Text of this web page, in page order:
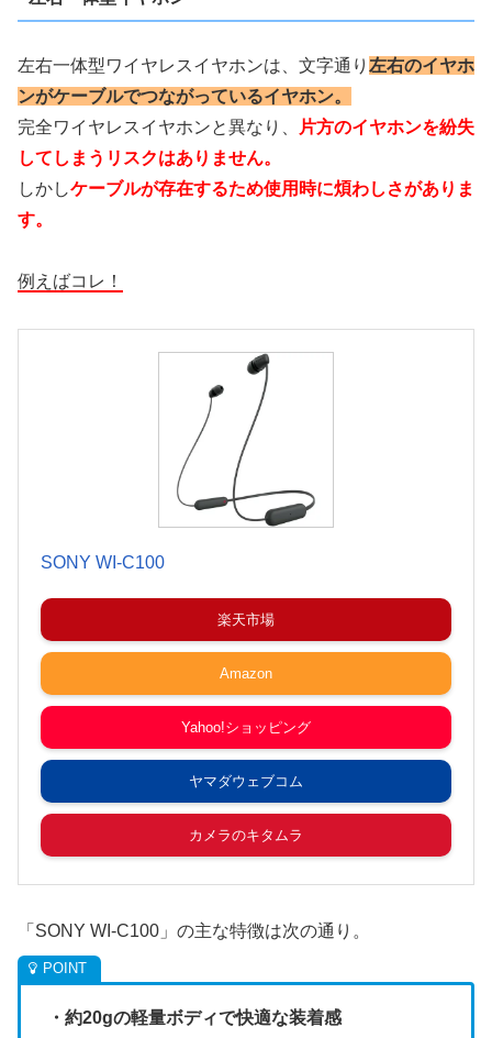
左右一体型ワイヤレスイヤホンは、文字通り 左右のイヤホ
ンがケーブルでつながっているイヤホン。
完全ワイヤレスイヤホンと異なり、
片方のイヤホンを紛失
してしまうリスクはありません。
しかしケーブルが存在するため使用時に煩わしさがありま
す。
例えばコレ！
SONY WI-C100
楽天市場
Amazon
Yahoo!ショッピング
ヤマダウェブコム
カメラのキタムラ
「SONY WI-C100」の主な特徴は次の通り。
・約20gの軽量ボディで快適な装着感